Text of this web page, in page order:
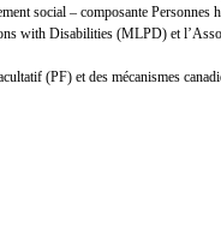
social – composante
with Disabilities (MLPD) et
(PF) et des mécanismes